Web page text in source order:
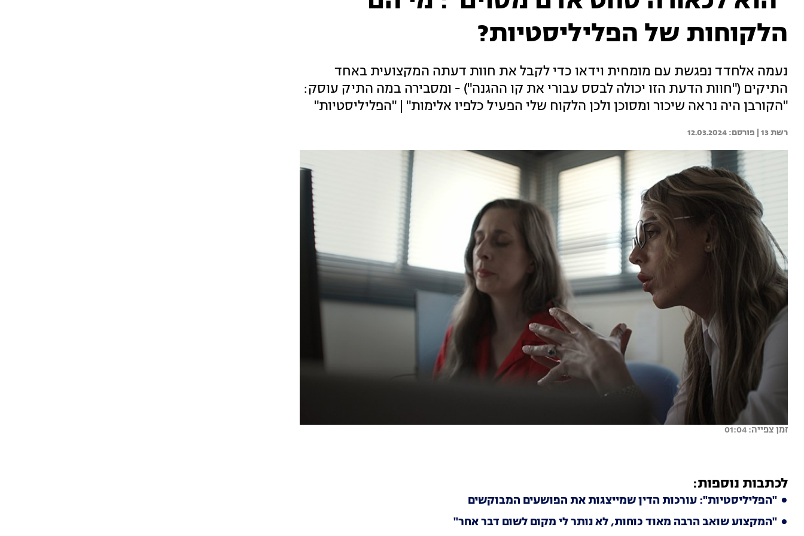
הלקוחות של הפליליסטיות?
נעמה אלחדד נפגשת עם מומחית וידאו כדי לקבל את חוות דעתה המקצועית באחד
התיקים ("חוות הדעת הזו יכולה לבסס עבורי את קו ההגנה") - ומסבירה במה התיק עוסק:
"הקורבן היה נראה שיכור ומסוכן ולכן הלקוח שלי הפעיל כלפיו אלימות" | "הפליליסטיות"
רשת 13 | 12.03.2024
זמן צפייה: 01:04
לכתבות נוספות:
"הפליליסטיות": עורכות הדין שמייצגות את הפושעים המבוקשים
"המקצוע שואב הרבה מאוד כוחות, לא נותר לי מקום לשום דבר אחר"